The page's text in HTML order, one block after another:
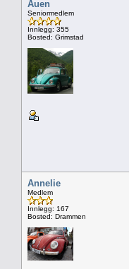
Auen
Seniormedlem
Innlegg: 355
Bosted: Grimstad
Annelie
Medlem
Innlegg: 167
Bosted: Drammen